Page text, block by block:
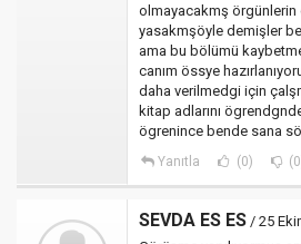
olmayacakmş
yasakmşöyle demişler
ama bu bölümü
canım össye
daha verilmedgi için
kitap adlarını
ögrenince bende sana
Yanıtla (0)
SEVDA ES ES / 25